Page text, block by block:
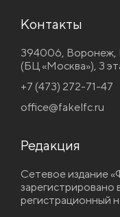
Контакты
394006, Воронеж,
(БЦ «Москва»), 3
+7 (473) 272-71-47
office@fakelfc.ru
Редакция
Сетевое издание
зарегистрировано
регистрационный